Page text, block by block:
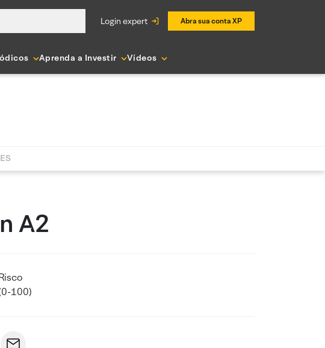
login expert Abra sua conta XP
Aprenda a Investir Vídeos
A2
100)